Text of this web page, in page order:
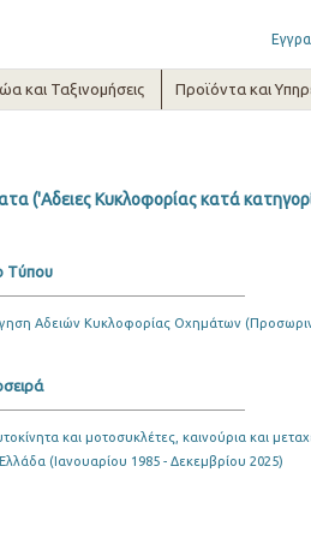
και Ταξινομήσεις Προϊόντα και
('Αδειες Κυκλοφορίας κατά
Τύπου
Αδειών Κυκλοφορίας Οχημάτων
και μοτοσυκλέτες, καινούρια και
(Ιανουαρίου 1985 - Δεκεμβρίου 2025)